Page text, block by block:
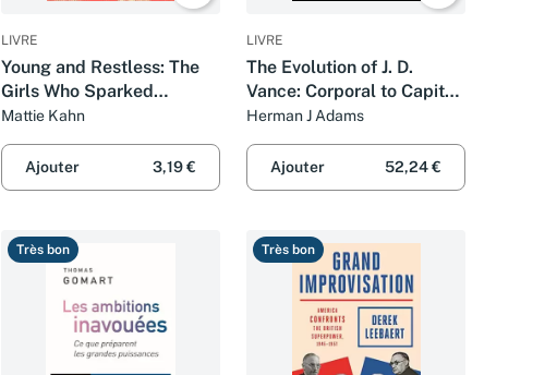
LIVRE
Young and Restless: The
Girls Who Sparked
America's Revolutions
Mattie Kahn
Ajouter 3,19 €
LIVRE
The Evolution of J. D.
Vance: Corporal to Capitol
Hill: The Rise of J.D. Vance
Herman J Adams
Ajouter 52,24 €
Très bon Très bon